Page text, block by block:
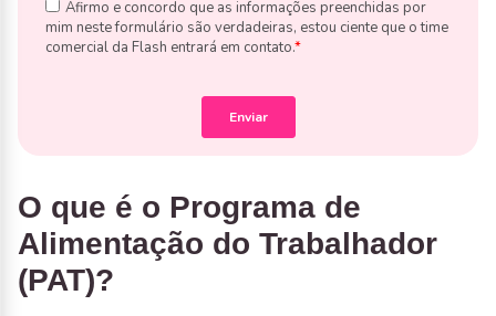
O que é o Programa de
Alimentação do Trabalhador
(PAT)?